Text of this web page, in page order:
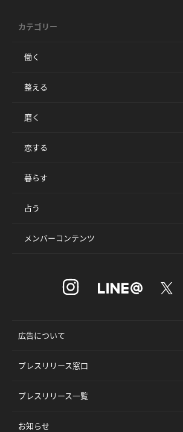
カテゴリー
働く
整える
磨く
恋する
暮らす
占う
メンバーコンテンツ
広告について
プレスリリース窓口
プレスリリース一覧
お知らせ